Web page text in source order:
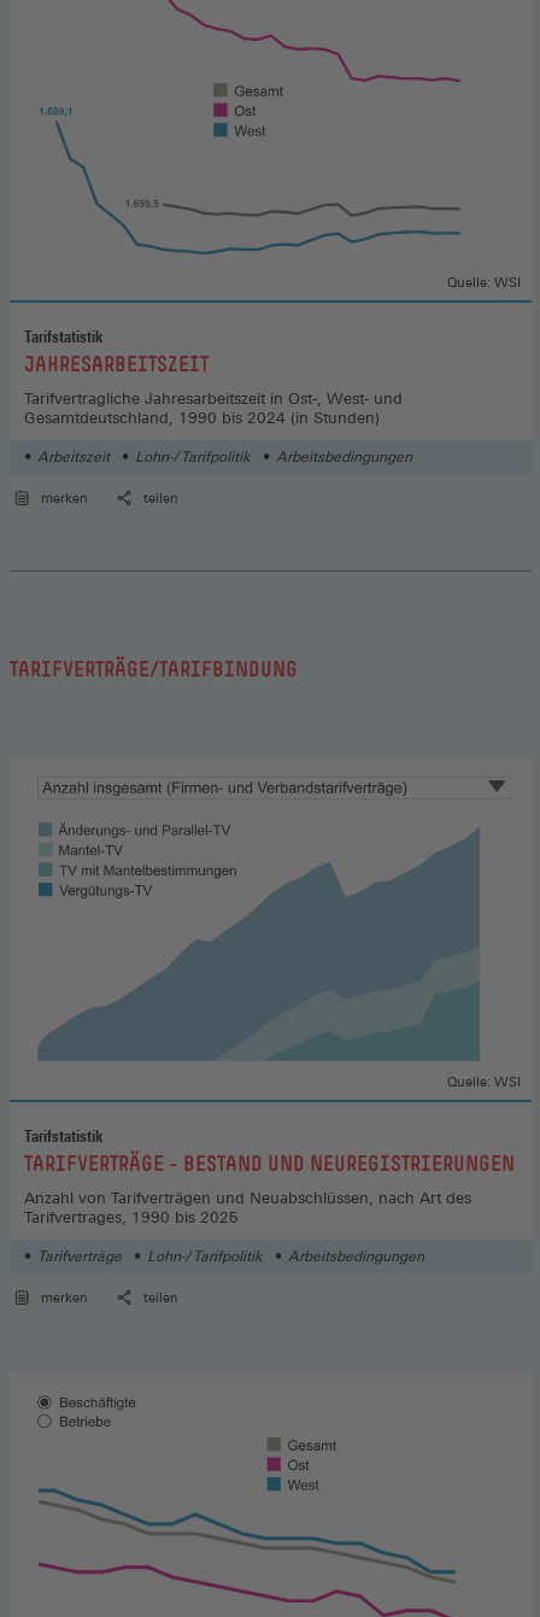
Tarifstatistik
:JAHRESARBEITSZEIT
Tarifvertragliche Jahresarbeitszeit in Ost-, West- und
Gesamtdeutschland, 1990 bis 2024 (in Stunden)
Quelle: WSI
Arbeitszeit Lohn-/ Tarifpolitik Arbeitsbedingungen
merken teilen
TARIFVERTRÄGE/TARIFBINDUNG
Tarifstatistik
:
TARIFVERTRÄGE - BESTAND UND NEUREGISTRIERUNGEN
Anzahl von Tarifverträgen und Neuabschlüssen, nach Art des
Tarifvertrages, 1990 bis 2025
Quelle: WSI
Tarifverträge Lohn-/ Tarifpolitik Arbeitsbedingungen
merken teilen